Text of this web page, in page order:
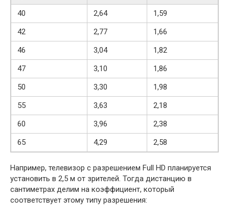
40 2,64
1,59
42
2,77
1,66
46
3,04
1,82
47
3,10
1,86
50
3,30
1,98
55
3,63
2,18
60
3,96
2,38
65
4,29 2,58
Например, телевизор с разрешением Full HD планируется
установить в 2,5 м от зрителей. Тогда дистанцию в
сантиметрах делим на коэффициент, который
соответствует этому типу разрешения: